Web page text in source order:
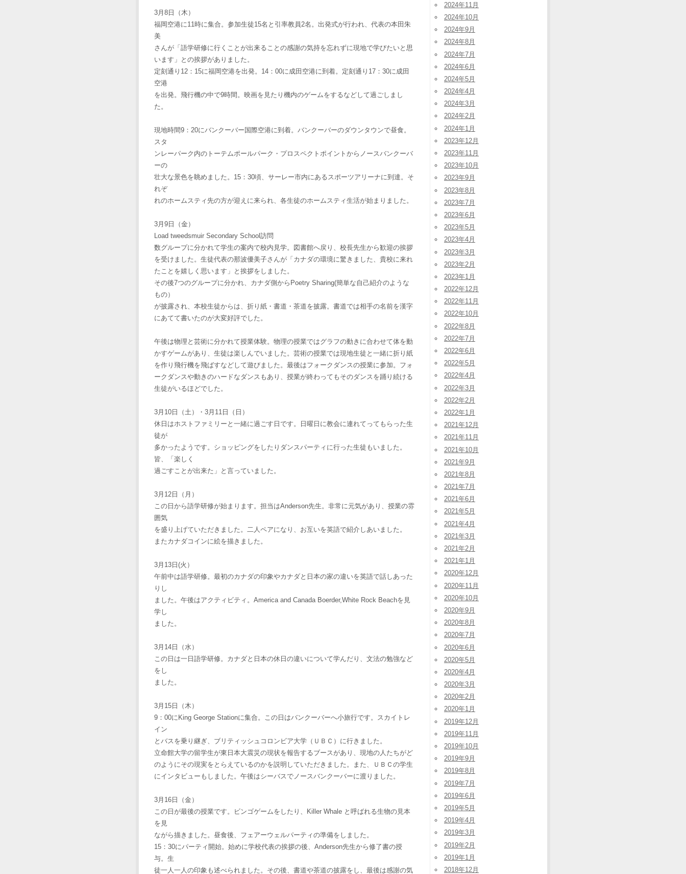
3月8日（木）
福岡空港に11時に集合。参加生徒15名と引率教員2名。出発式が行われ、代表の本田朱
美
さんが「語学研修に行くことが出来ることの感謝の気持を忘れずに現地で学びたいと思
います」との挨拶がありました。
定刻通り12：15に福岡空港を出発。14：00に成田空港に到着。定刻通り17：30に成田
空港
を出発。飛行機の中で9時間。映画を見たり機内のゲームをするなどして過ごしまし
た。
現地時間9：20にバンクーバー国際空港に到着。バンクーバーのダウンタウンで昼食。
スタ
ンレーパーク内のトーテムポールパーク・プロスペクトポイントからノースバンクーバ
ーの
壮大な景色を眺めました。15：30頃、サーレー市内にあるスポーツアリーナに到達。そ
れぞ
れのホームスティ先の方が迎えに来られ、各生徒のホームスティ生活が始まりました。
3月9日（金）
Load tweedsmuir Secondary School訪問
数グループに分かれて学生の案内で校内見学。図書館へ戻り、校長先生から歓迎の挨拶
を受けました。生徒代表の那波優美子さんが「カナダの環境に驚きました、貴校に来れ
たことを嬉しく思います」と挨拶をしました。
その後7つのグループに分かれ、カナダ側からPoetry Sharing(簡単な自己紹介のような
もの）
が披露され、本校生徒からは、折り紙・書道・茶道を披露。書道では相手の名前を漢字
にあてて書いたのが大変好評でした。
午後は物理と芸術に分かれて授業体験。物理の授業ではグラフの動きに合わせて体を動
かすゲームがあり、生徒は楽しんでいました。芸術の授業では現地生徒と一緒に折り紙
を作り飛行機を飛ばすなどして遊びました。最後はフォークダンスの授業に参加。フォ
ークダンスや動きのハードなダンスもあり、授業が終わってもそのダンスを踊り続ける
生徒がいるほどでした。
3月10日（土）・3月11日（日）
休日はホストファミリーと一緒に過ごす日です。日曜日に教会に連れてってもらった生
徒が
多かったようです。ショッピングをしたりダンスパーティに行った生徒もいました。
皆、「楽しく
過ごすことが出来た」と言っていました。
3月12日（月）
この日から語学研修が始まります。担当はAnderson先生。非常に元気があり、授業の雰
囲気
を盛り上げていただきました。二人ペアになり、お互いを英語で紹介しあいました。
またカナダコインに絵を描きました。
3月13日(火）
午前中は語学研修。最初のカナダの印象やカナダと日本の家の違いを英語で話しあった
りし
ました。午後はアクティビティ。America and Canada Boerder,White Rock Beachを見
学し
ました。
3月14日（水）
この日は一日語学研修。カナダと日本の休日の違いについて学んだり、文法の勉強など
をし
ました。
3月15日（木）
9：00にKing George Stationに集合。この日はバンクーバーへ小旅行です。スカイトレ
イン
とバスを乗り継ぎ、ブリティッシュコロンビア大学（ＵＢＣ）に行きました。
立命館大学の留学生が東日本大震災の現状を報告するブースがあり、現地の人たちがど
のようにその現実をとらえているのかを説明していただきました。また、ＵＢＣの学生
にインタビューもしました。午後はシーバスでノースバンクーバーに渡りました。
3月16日（金）
この日が最後の授業です。ビンゴゲームをしたり、Killer Whale と呼ばれる生物の見本
を見
ながら描きました。昼食後、フェアーウェルパーティの準備をしました。
15：30にパーティ開始。始めに学校代表の挨拶の後、Anderson先生から修了書の授
与。生
徒一人一人の印象も述べられました。その後、書道や茶道の披露をし、最後は感謝の気
2024年11月
2024年10月
2024年9月
2024年8月
2024年7月
2024年6月
2024年5月
2024年4月
2024年3月
2024年2月
2024年1月
2023年12月
2023年11月
2023年10月
2023年9月
2023年8月
2023年7月
2023年6月
2023年5月
2023年4月
2023年3月
2023年2月
2023年1月
2022年12月
2022年11月
2022年10月
2022年8月
2022年7月
2022年6月
2022年5月
2022年4月
2022年3月
2022年2月
2022年1月
2021年12月
2021年11月
2021年10月
2021年9月
2021年8月
2021年7月
2021年6月
2021年5月
2021年4月
2021年3月
2021年2月
2021年1月
2020年12月
2020年11月
2020年10月
2020年9月
2020年8月
2020年7月
2020年6月
2020年5月
2020年4月
2020年3月
2020年2月
2020年1月
2019年12月
2019年11月
2019年10月
2019年9月
2019年8月
2019年7月
2019年6月
2019年5月
2019年4月
2019年3月
2019年2月
2019年1月
2018年12月